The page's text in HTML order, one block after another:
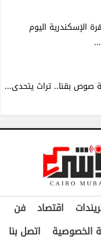
الإسكندرية اليوم
صوص بقنا.. تراث يتحدى...
اقتصاد
فن
الخصوصية اتصل بنا